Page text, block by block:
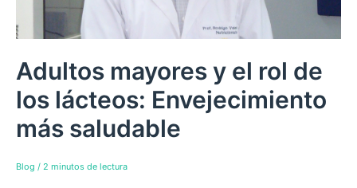
Adultos mayores y el rol de
los lácteos: Envejecimiento
más saludable
Blog / 2 minutos de lectura